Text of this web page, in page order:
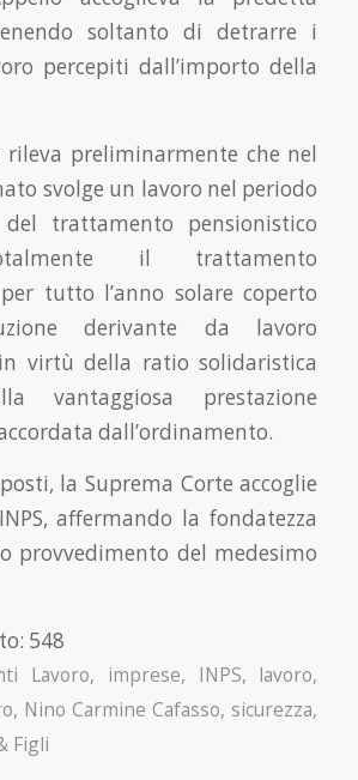
soltanto di detrarre i
percepiti dall’importo della
rileva preliminarmente che nel
svolge un lavoro nel periodo
trattamento pensionistico
il trattamento
tutto l’anno solare coperto
derivante da lavoro
virtù della ratio solidaristica
vantaggiosa prestazione
dall’ordinamento.
la Suprema Corte accoglie
affermando la fondatezza
provvedimento del medesimo
548
Lavoro, imprese, INPS, lavoro,
, Nino Carmine Cafasso, sicurezza,
Figli